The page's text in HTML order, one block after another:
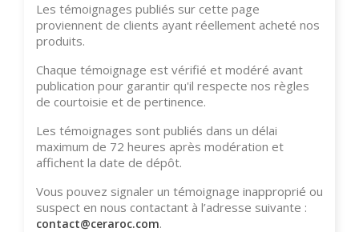
Les témoignages publiés sur cette page
proviennent de clients ayant réellement acheté nos
produits.
Chaque témoignage est vérifié et modéré avant
publication pour garantir qu'il respecte nos règles
de courtoisie et de pertinence.
Les témoignages sont publiés dans un délai
maximum de 72 heures après modération et
affichent la date de dépôt.
Vous pouvez signaler un témoignage inapproprié ou
suspect en nous contactant à l’adresse suivante :
contact@ceraroc.com.